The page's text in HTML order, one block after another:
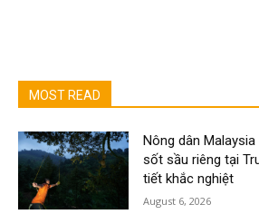
MOST READ
Nông dân
sốt sầu riêng tại
tiết khắc nghiệt
August 6, 2026